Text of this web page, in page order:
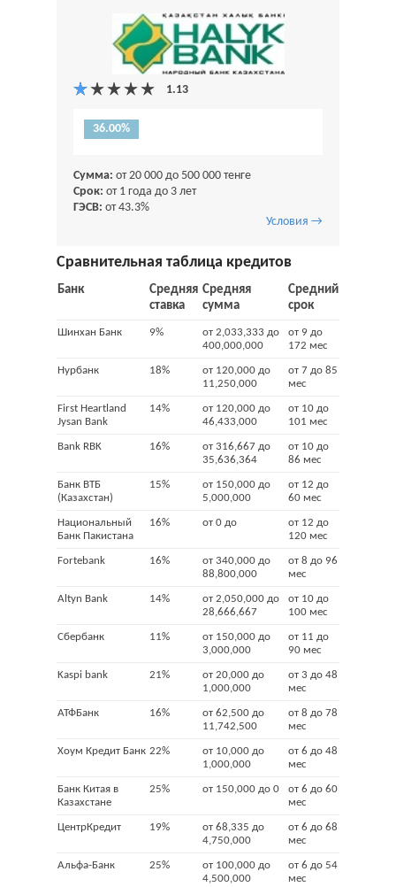
36.00%
Сумма: от 20 000 до 500 000 тенге
Срок: от 1 года до 3 лет
ГЭСВ: от 43.3%
Условия →
Сравнительная таблица кредитов
Банк
Средняя
ставка
Средняя
сумма
Средний
срок
Шинхан Банк 9%
от 2,033,333 до
400,000,000
от 9 до
172 мес
Нурбанк 18%
от 120,000 до
11,250,000
от 7 до 85
мес
First Heartland
Jysan Bank
14%
от 120,000 до
46,433,000
от 10 до
101 мес
Bank RBK 16%
от 316,667 до
35,636,364
от 10 до
86 мес
Банк ВТБ
(Казахстан)
15%
от 150,000 до
5,000,000
от 12 до
60 мес
Национальный
Банк Пакистана
16% от 0 до
от 12 до
120 мес
Fortebank 16%
от 340,000 до
88,800,000
от 8 до 96
мес
Altyn Bank 14%
от 2,050,000 до
28,666,667
от 10 до
100 мес
Сбербанк 11%
от 150,000 до
3,000,000
от 11 до
90 мес
Kaspi bank 21%
от 20,000 до
1,000,000
от 3 до 48
мес
АТФБанк 16%
от 62,500 до
11,742,500
от 8 до 78
мес
Хоум Кредит Банк 22%
от 10,000 до
1,000,000
от 6 до 48
мес
Банк Китая в
Казахстане
25% от 150,000 до 0
от 6 до 60
мес
ЦентрКредит 19%
от 68,335 до
4,750,000
от 6 до 68
мес
Альфа-Банк 25%
от 100,000 до
4,500,000
от 6 до 54
мес